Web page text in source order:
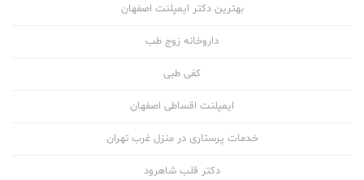
بهترین دکتر ایمپلنت اصفهان
داروخانه زوج طب
کفی طبی
ایمپلنت اقساطی اصفهان
خدمات پرستاری در منزل غرب تهران
دکتر قلب شاهرود